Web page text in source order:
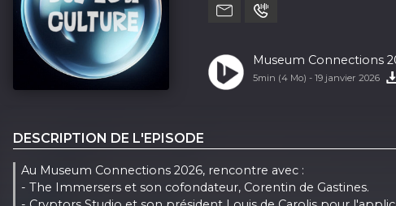
5min (4 Mo) - 19 janvier 2026
DESCRIPTION DE L'EPISODE
Au Museum Connections 2026, rencontre avec :
- The Immersers et son cofondateur, Corentin de Gastines.